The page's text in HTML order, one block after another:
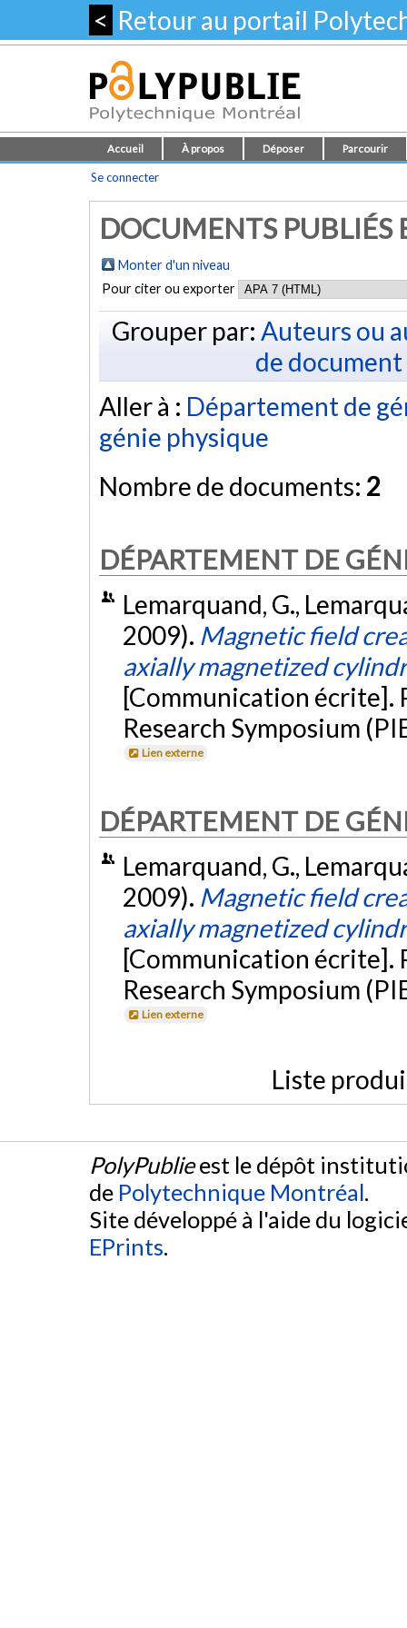
< Retour au portail
Accueil À propos Déposer Parcourir
Se connecter
DOCUMENTS PUBLIÉS
Monter d'un niveau
Pour citer ou exporter
Grouper par: Auteurs ou
de document
Aller à : Département de
génie physique
Nombre de documents: 2
DÉPARTEMENT DE
Lemarquand, G.,
2009). Magnetic field
axially magnetized
[Communication écrite].
Research Symposium
Lien externe
DÉPARTEMENT DE
Lemarquand, G.,
2009). Magnetic field
axially magnetized
[Communication écrite].
Research Symposium
Lien externe
Liste
PolyPublieest le dépôt
de Polytechnique Montréal.
Site développé à l'aide du
EPrints.